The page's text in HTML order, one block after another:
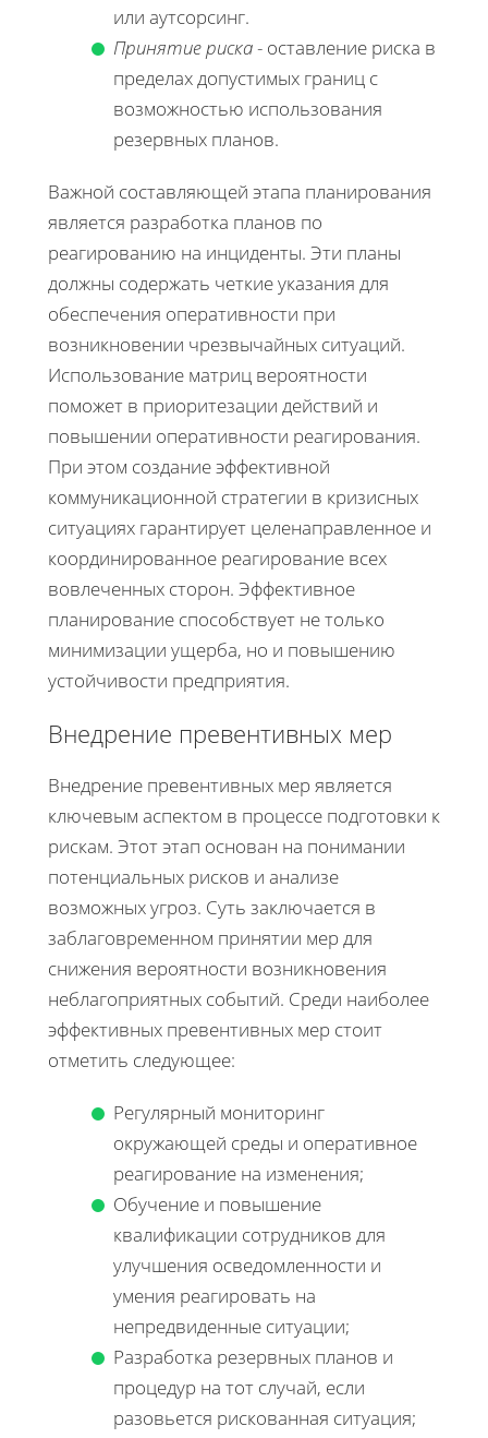
или аутсорсинг.
Принятие риска- оставление риска в
пределах допустимых границ с
возможностью использования
резервных планов.
Важной составляющей этапа планирования
является разработка планов по
реагированию на инциденты. Эти планы
должны содержать четкие указания для
обеспечения оперативности при
возникновении чрезвычайных ситуаций.
Использование матриц вероятности
поможет в приоритезации действий и
повышении оперативности реагирования.
При этом создание эффективной
коммуникационной стратегии в кризисных
ситуациях гарантирует целенаправленное и
координированное реагирование всех
вовлеченных сторон. Эффективное
планирование способствует не только
минимизации ущерба, но и повышению
устойчивости предприятия.
Внедрение превентивных мер
Внедрение превентивных мер является
ключевым аспектом в процессе подготовки к
рискам. Этот этап основан на понимании
потенциальных рисков и анализе
возможных угроз. Суть заключается в
заблаговременном принятии мер для
снижения вероятности возникновения
неблагоприятных событий. Среди наиболее
эффективных превентивных мер стоит
отметить следующее:
Регулярный мониторинг
окружающей среды и оперативное
реагирование на изменения;
Обучение и повышение
квалификации сотрудников для
улучшения осведомленности и
умения реагировать на
непредвиденные ситуации;
Разработка резервных планов и
процедур на тот случай, если
разовьется рискованная ситуация;